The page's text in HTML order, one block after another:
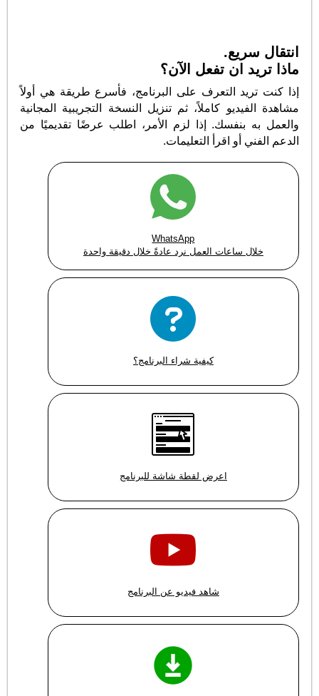
انتقال سريع.
ماذا تريد ان تفعل الآن؟
إذا كنت تريد التعرف على البرنامج، فأسرع طريقة هي أولاً
مشاهدة الفيديو كاملاً، ثم تنزيل النسخة التجريبية المجانية
والعمل به بنفسك. إذا لزم الأمر، اطلب عرضًا تقديميًا من
الدعم الفني أو اقرأ التعليمات.
WhatsApp
خلال ساعات العمل نرد عادةً خلال دقيقة واحدة
كيفية شراء البرنامج؟
اعرض لقطة شاشة للبرنامج
شاهد فيديو عن البرنامج